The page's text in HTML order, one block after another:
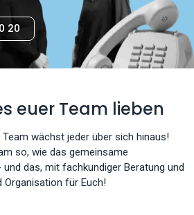
20
euer Team lieben
wächst jeder über sich hinaus!
so, wie das gemeinsame
das, mit fachkundiger Beratung und
für Euch!